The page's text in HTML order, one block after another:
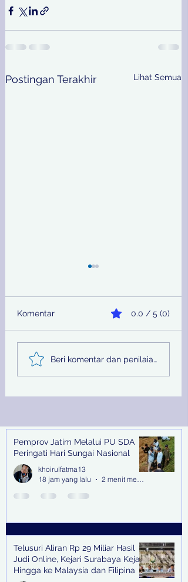
Postingan Terakhir Lihat Semua
Telusuri Aliran Rp 29
Miliar Hasil Judi
Online, Kejari
Komentar 0.0 / 5 (0)
Beri komentar dan penilaian...
Recent Posts
Pemprov Jatim Melalui PU SDA
Peringati Hari Sungai Nasional
khoirulfatma13
18 jam yang lalu
2 menit membaca
Telusuri Aliran Rp 29 Miliar Hasil
Judi Online, Kejari Surabaya Kejar
Hingga ke Malaysia dan Filipina